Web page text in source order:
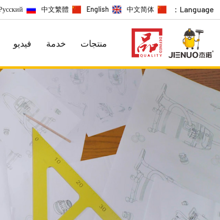
Language：
中文简体
English
中文繁體
منتجات خدمة فيديو